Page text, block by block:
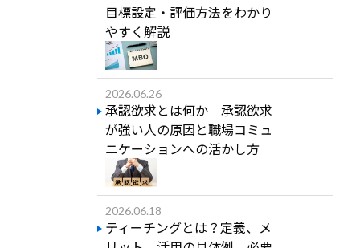
目標設定・評価方法をわかり
やすく解説
2026.06.26
承認欲求とは何か｜承認欲求
が強い人の原因と職場コミュ
ニケーションへの活かし方
2026.06.18
ティーチングとは？定義、メ